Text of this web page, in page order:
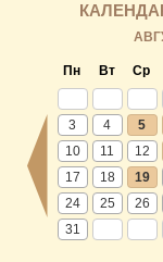
Пн Вт Ср
3
4 5
10
11 12
17
18 19
24
25 26
31